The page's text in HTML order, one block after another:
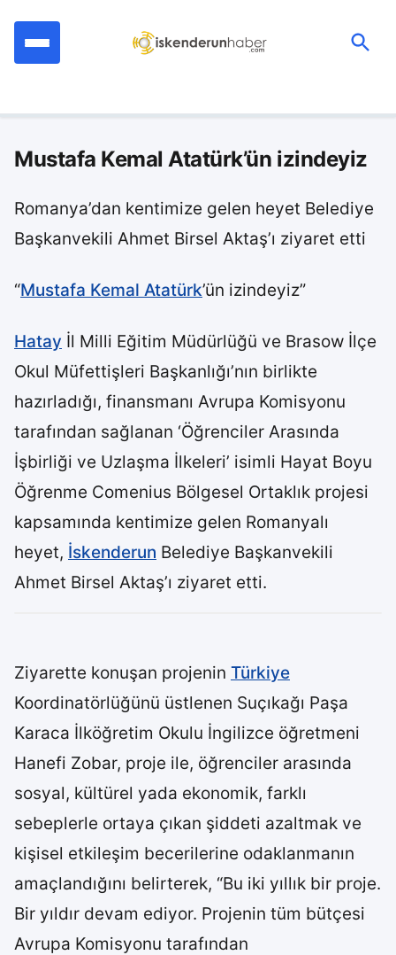
Mustafa Kemal Atatürk’ün izindeyiz
Romanya’dan kentimize gelen heyet Belediye
Başkanvekili Ahmet Birsel Aktaş’ı ziyaret etti
“Mustafa Kemal Atatürk’ün izindeyiz”
Hatay İl Milli Eğitim Müdürlüğü ve Brasow İlçe
Okul Müfettişleri Başkanlığı’nın birlikte
hazırladığı, finansmanı Avrupa Komisyonu
tarafından sağlanan ‘Öğrenciler Arasında
İşbirliği ve Uzlaşma İlkeleri’ isimli Hayat Boyu
Öğrenme Comenius Bölgesel Ortaklık projesi
kapsamında kentimize gelen Romanyalı
heyet, İskenderun Belediye Başkanvekili
Ahmet Birsel Aktaş’ı ziyaret etti.
Ziyarette konuşan projenin Türkiye
Koordinatörlüğünü üstlenen Suçıkağı Paşa
Karaca İlköğretim Okulu İngilizce öğretmeni
Hanefi Zobar, proje ile, öğrenciler arasında
sosyal, kültürel yada ekonomik, farklı
sebeplerle ortaya çıkan şiddeti azaltmak ve
kişisel etkileşim becerilerine odaklanmanın
amaçlandığını belirterek, “Bu iki yıllık bir proje.
Bir yıldır devam ediyor. Projenin tüm bütçesi
Avrupa Komisyonu tarafından